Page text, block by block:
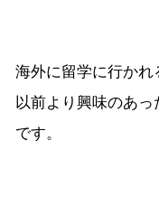
海外に留学に行かれ
以前より興味のあっ
です。